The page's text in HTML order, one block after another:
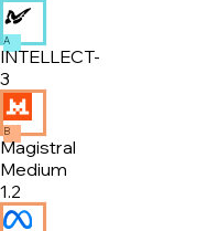
A
INTELLECT-
3
B
Magistral
Medium
1.2